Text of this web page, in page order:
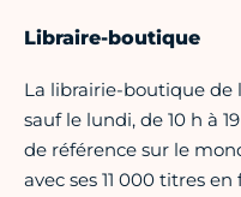
Libraire-boutique
La librairie-boutique de
sauf le lundi, de 10 h à
de référence sur le
avec ses 11 000 titres